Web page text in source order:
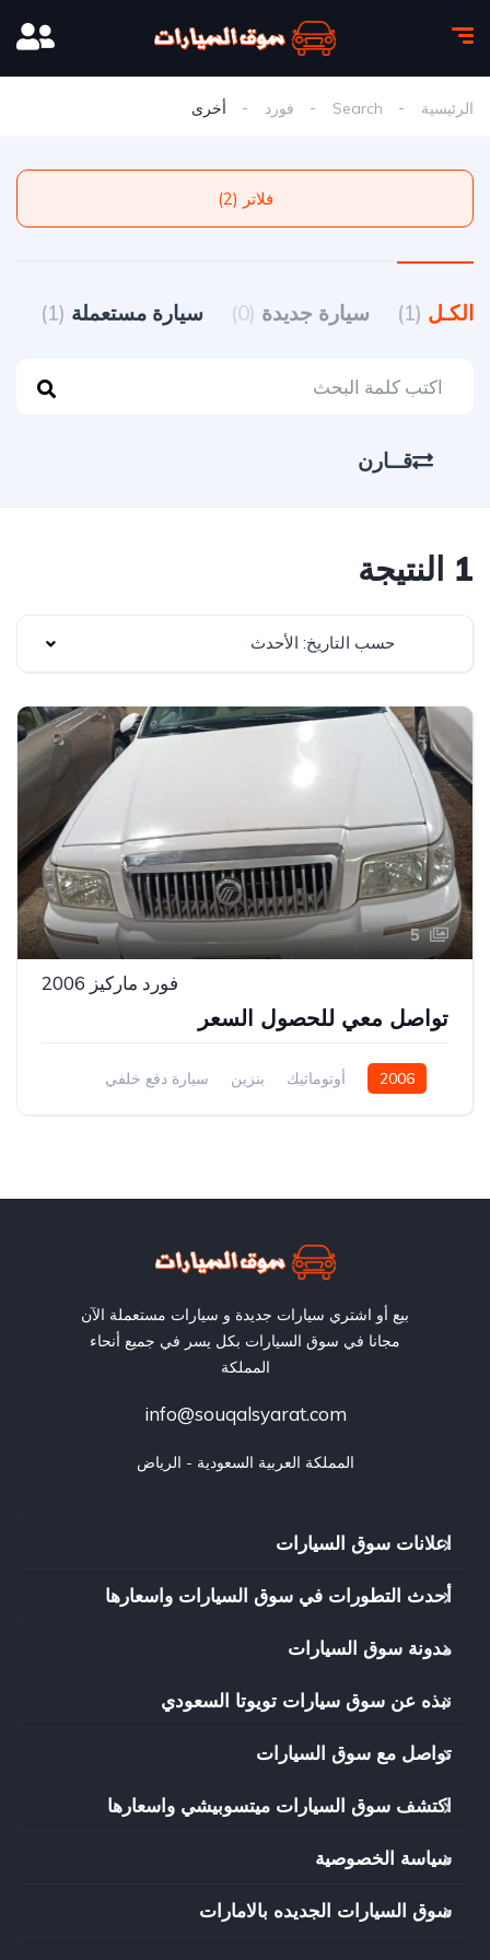
الرئيسية Search فورد أخرى
فلاتر (2)
الكـل (1) سيارة جديدة (0) سيارة مستعملة (1)
قــارن
1 النتيجة
حسب التاريخ: الأحدث
5
فورد ماركيز 2006
تواصل معي للحصول السعر
2006 أوتوماتيك بنزين سيارة دفع خلفي
بيع أو اشتري سيارات جديدة و سيارات مستعملة الآن
مجانا في سوق السيارات بكل يسر في جميع أنحاء
المملكة
info@souqalsyarat.com
المملكة العربية السعودية - الرياض
اعلانات سوق السيارات
أحدث التطورات في سوق السيارات واسعارها
مدونة سوق السيارات
نبذه عن سوق سيارات تويوتا السعودي
تواصل مع سوق السيارات
اكتشف سوق السيارات ميتسوبيشي واسعارها
سياسة الخصوصية
سوق السيارات الجديده بالامارات